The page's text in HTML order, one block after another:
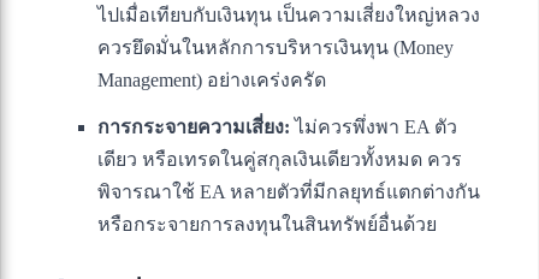
ไปเมื่อเทียบกับเงินทุน เป็นความเสี่ยงใหญ่หลวง
ควรยึดมั่นในหลักการบริหารเงินทุน (Money
Management) อย่างเคร่งครัด
การกระจายความเสี่ยง: ไม่ควรพึ่งพา EA ตัว
เดียว หรือเทรดในคู่สกุลเงินเดียวทั้งหมด ควร
พิจารณาใช้ EA หลายตัวที่มีกลยุทธ์แตกต่างกัน
หรือกระจายการลงทุนในสินทรัพย์อื่นด้วย